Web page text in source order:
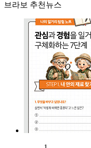
브라보 추천뉴스